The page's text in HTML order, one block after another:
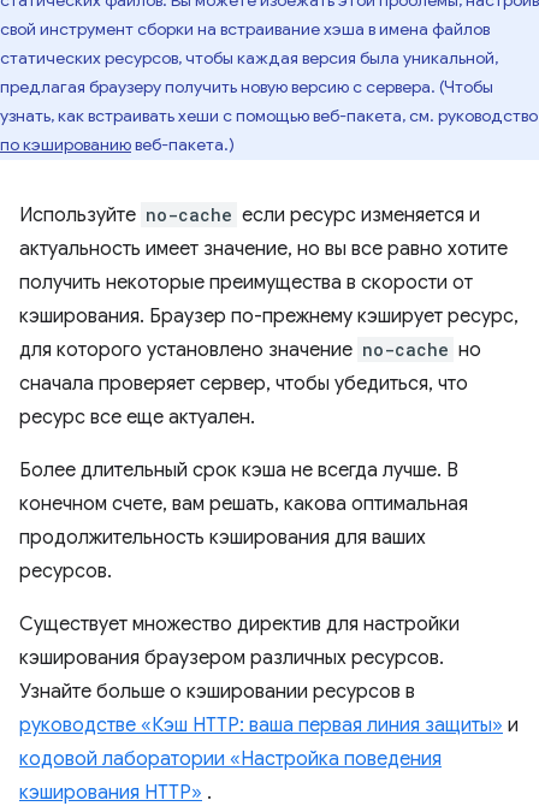
свой инструмент сборки на встраивание хэша в имена файлов
статических ресурсов, чтобы каждая версия была уникальной,
предлагая браузеру получить новую версию с сервера. (Чтобы
узнать, как встраивать хеши с помощью веб-пакета, см. руководство
по кэшированиювеб-пакета.)
Используйте no-cache если ресурс изменяется и
актуальность имеет значение, но вы все равно хотите
получить некоторые преимущества в скорости от
кэширования. Браузер по-прежнему кэширует ресурс,
для которого установлено значение no-cache но
сначала проверяет сервер, чтобы убедиться, что
ресурс все еще актуален.
Более длительный срок кэша не всегда лучше. В
конечном счете, вам решать, какова оптимальная
продолжительность кэширования для ваших
ресурсов.
Существует множество директив для настройки
кэширования браузером различных ресурсов.
Узнайте больше о кэшировании ресурсов в
руководстве «Кэш HTTP: ваша первая линия защиты» и
кодовой лаборатории «Настройка поведения
кэширования HTTP» .